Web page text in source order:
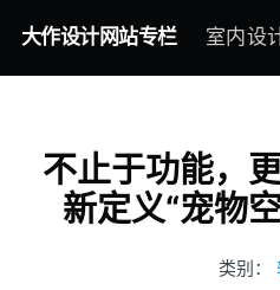
大作设计网站专栏 室内设
不止于功能，
新定义“宠物
类别：